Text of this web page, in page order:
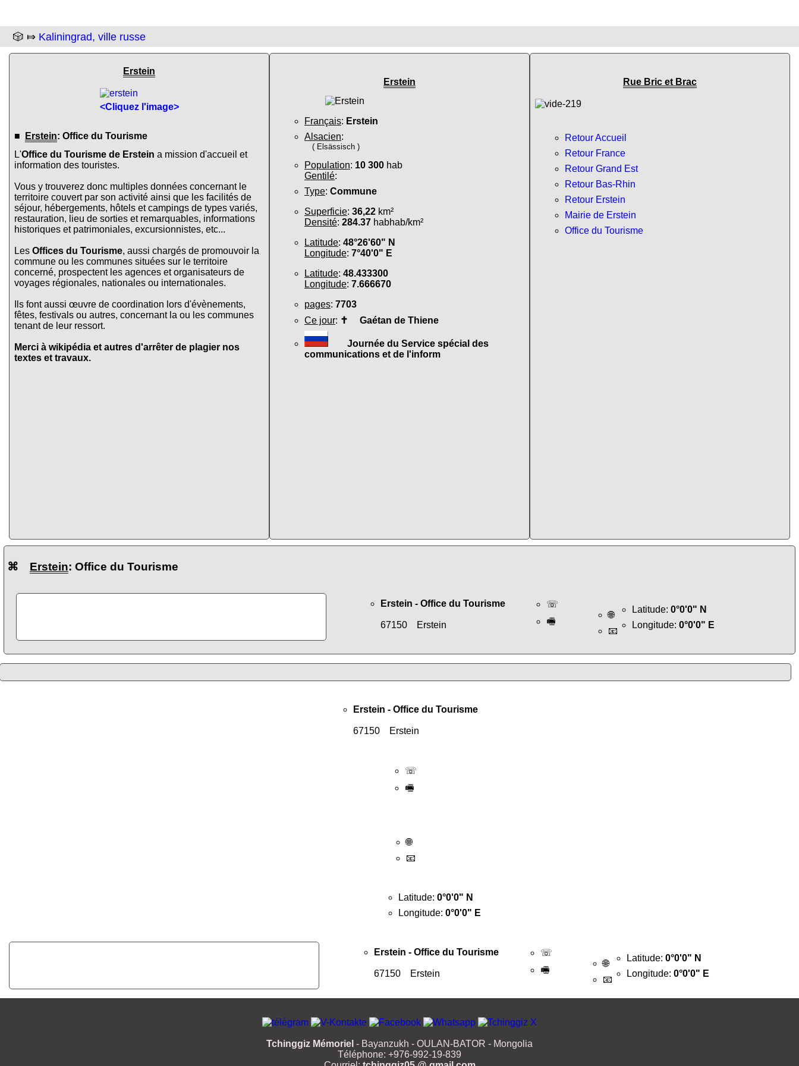
🎲 ⤇ Kaliningrad, ville russe
Erstein
<Cliquez l'image>
■ Erstein: Office du Tourisme
L'Office du Tourisme de Erstein a mission d'accueil et
information des touristes.
Vous y trouverez donc multiples données concernant le
territoire couvert par son activité ainsi que les facilités de
séjour, hébergements, hôtels et campings de types variés,
restauration, lieu de sorties et remarquables, informations
historiques et patrimoniales, excursionnistes, etc...
Les Offices du Tourisme, aussi chargés de promouvoir la
commune ou les communes situées sur le territoire
concerné, prospectent les agences et organisateurs de
voyages régionales, nationales ou internationales.
Ils font aussi œuvre de coordination lors d'évènements,
fêtes, festivals ou autres, concernant la ou les communes
tenant de leur ressort.
Merci à wikipédia et autres d'arrêter de plagier nos
textes et travaux.
Erstein
Français: Erstein
Alsacien:
( Elsässisch )
Population: 10 300 hab
Gentilé:
Type: Commune
Superficie: 36,22 km²
Densité: 284.37 habhab/km²
Latitude: 48°26'60" N
Longitude: 7°40'0" E
Latitude: 48.433300
Longitude: 7.666670
pages: 7703
Ce jour: ✝ Gaétan de Thiene
Journée du Service spécial des
communications et de l'inform
Rue Bric et Brac
Retour Accueil
Retour France
Retour Grand Est
Retour Bas-Rhin
Retour Erstein
Mairie de Erstein
Office du Tourisme
⌘ Erstein: Office du Tourisme
Erstein - Office du Tourisme
67150 Erstein
☏
🖷
🌐
📧
Latitude:0°0'0" N
Longitude:0°0'0" E
Erstein - Office du Tourisme
67150 Erstein
☏
🖷
🌐
📧
Latitude: 0°0'0" N
Longitude: 0°0'0" E
Erstein - Office du Tourisme
67150 Erstein
☏
🖷
🌐
📧
Latitude:0°0'0" N
Longitude:0°0'0" E
Tchinggiz Mémoriel - Bayanzukh - OULAN-BATOR - Mongolia
Téléphone: +976-992-19-839